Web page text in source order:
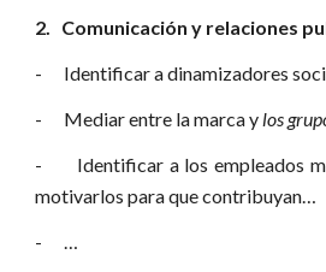
2. Comunicación y relaciones
- Identificar a dinamizadores
- Mediar entre la marca y los
- Identificar a los empleados
motivarlos para que contribuyan…
- …